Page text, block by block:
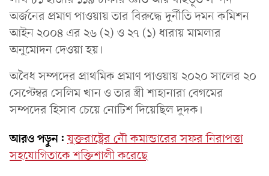
অর্জনের প্রমাণ পাওয়ায় তার বিরুদ্ধে দুর্নীতি দমন কমিশন
আইন ২০০৪ এর ২৬ (২) ও ২৭ (১) ধারায় মামলার
অনুমোদন দেওয়া হয়।
অবৈধ সম্পদের প্রাথমিক প্রমাণ পাওয়ায় ২০২০ সালের ২০
সেপ্টেম্বর সেলিম খান ও তার স্ত্রী শাহানারা বেগমের
সম্পদের হিসাব চেয়ে নোটিশ দিয়েছিল দুদক।
আরও পড়ুন: যুক্তরাষ্ট্রের নৌ কমান্ডারের সফর নিরাপত্তা
সহযোগিতাকে শক্তিশালী করেছে